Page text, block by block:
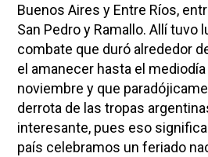
Buenos Aires y Entre Ríos,
San Pedro y Ramallo. Allí tuvo
combate que duró alrededor
el amanecer hasta el
noviembre y que
derrota de las tropas
interesante, pues eso
país celebramos un feriado